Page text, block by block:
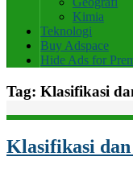
Kimia
Teknologi
Buy Adspace
Hide Ads for
Tag: Klasifikasi
Klasifikasi